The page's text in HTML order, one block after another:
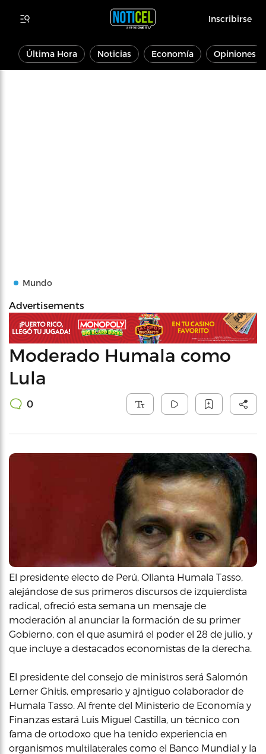
Inscribirse
Última Hora Noticias Economía Opiniones
Mundo
Advertisements
Moderado Humala como
Lula
0
El presidente electo de Perú, Ollanta Humala Tasso,
alejándose de sus primeros discursos de izquierdista
radical, ofreció esta semana un mensaje de
moderación al anunciar la formación de su primer
Gobierno, con el que asumirá el poder el 28 de julio, y
que incluye a destacados economistas de la derecha.
El presidente del consejo de ministros será Salomón
Lerner Ghitis, empresario y ajntiguo colaborador de
Humala Tasso. Al frente del Ministerio de Economía y
Finanzas estará Luis Miguel Castilla, un técnico con
fama de ortodoxo que ha tenido experiencia en
organismos multilaterales como el Banco Mundial y la